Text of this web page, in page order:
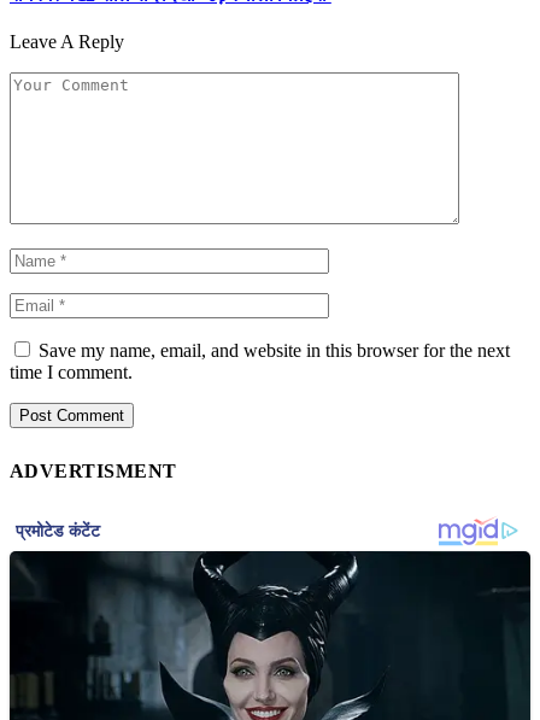
Leave A Reply
Save my name, email, and website in this browser for the next
time I comment.
ADVERTISMENT